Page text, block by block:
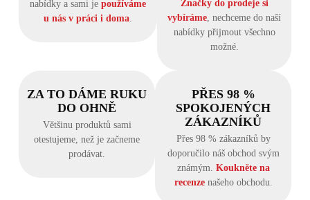
nabídky a sami je používáme
u nás v práci i doma.
Značky do prodeje si
vybíráme, nechceme do naší
nabídky přijmout všechno
možné.
ZA TO DÁME RUKU
DO OHNĚ
Většinu produktů sami
otestujeme, než je začneme
prodávat.
PŘES 98 %
SPOKOJENÝCH
ZÁKAZNÍKŮ
Přes 98 % zákazníků by
doporučilo náš obchod svým
známým. Koukněte na
recenzenašeho obchodu.